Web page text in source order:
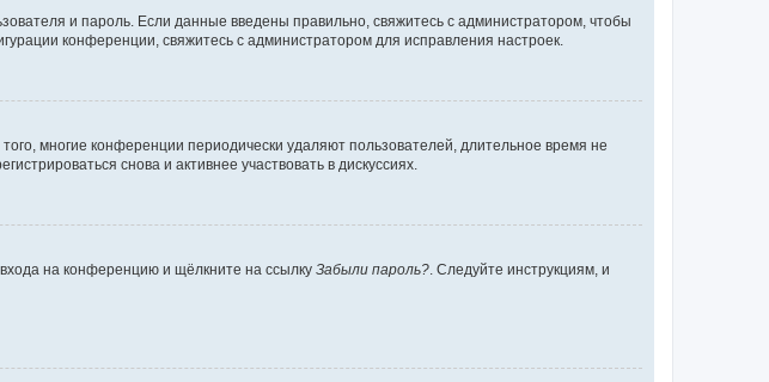
и пароль. Если данные введены правильно, свяжитесь с администратором, чтобы
конференции, свяжитесь с администратором для исправления настроек.
многие конференции периодически удаляют пользователей, длительное время не
снова и активнее участвовать в дискуссиях.
на конференцию и щёлкните на ссылку Забыли пароль? . Следуйте инструкциям, и